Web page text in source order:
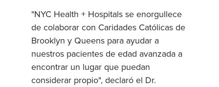
"NYC Health + Hospitals se enorgullece
de colaborar con Caridades Católicas de
Brooklyn y Queens para ayudar a
nuestros pacientes de edad avanzada a
encontrar un lugar que puedan
considerar propio", declaró el Dr.